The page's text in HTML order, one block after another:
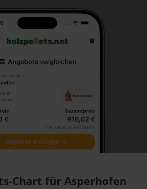
Chart für Asperhofen